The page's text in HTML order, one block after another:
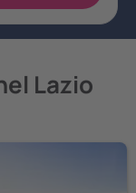
Lazio